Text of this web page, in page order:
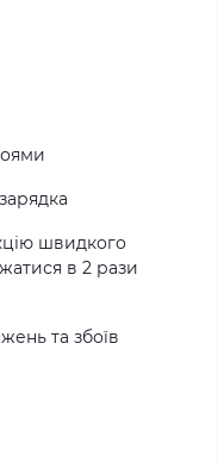
швидкого
в 2 рази
та збоїв